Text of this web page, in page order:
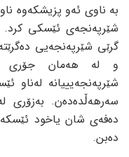
بە ناوی ئەو پزیشکەوە
شێرپەنجەی ئێسکی کرد.
گرێی شێرپەنجەیی
و لە هەمان جۆری
شێرپەنجەیییانە لەناو
سەرهەڵدەدەن. بەزۆری
دەفەی شان یاخود
دەبن.